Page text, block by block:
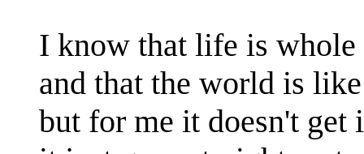
I know that life is whole
and that the world is
but for me it doesn't get